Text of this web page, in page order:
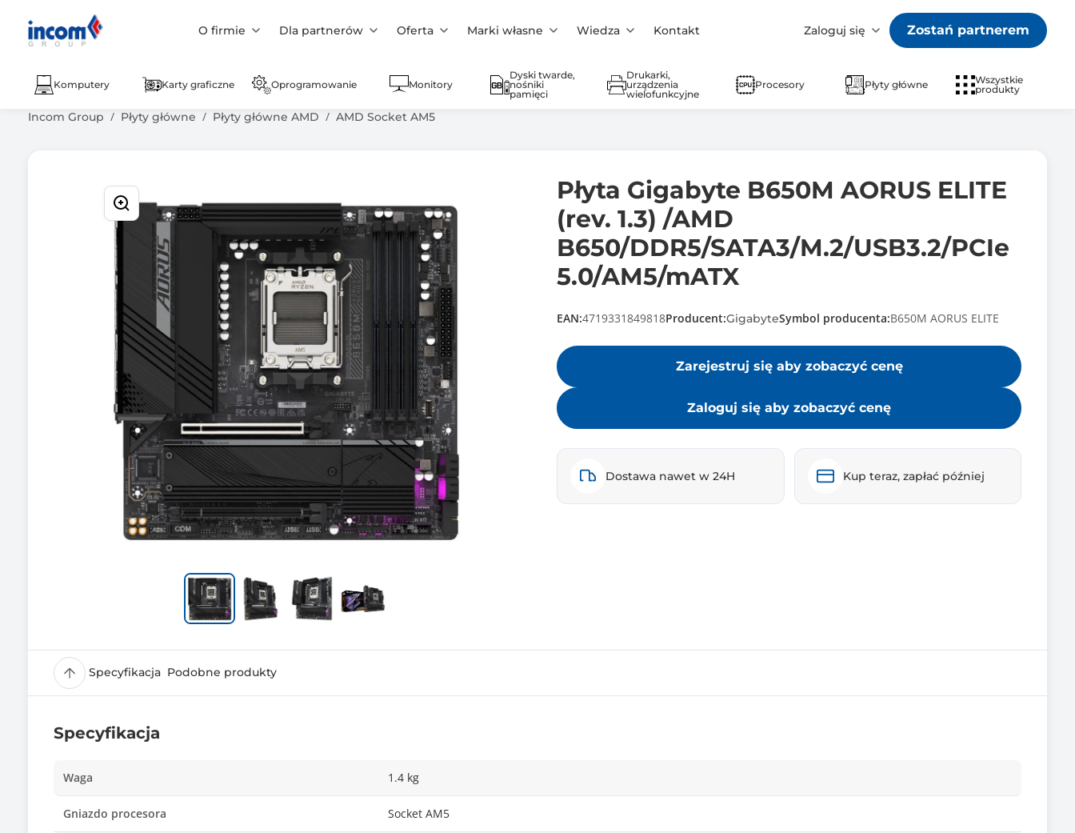
O firmie Dla partnerów Oferta Marki własne Wiedza Kontakt Zaloguj się Zostań partnerem
Komputery Karty graficzne Oprogramowanie Monitory
Dyski twarde,
nośniki
pamięci
Drukarki,
urządzenia
wielofunkcyjne
Procesory Płyty główne
Wszystkie
produkty
Incom Group Płyty główne Płyty główne AMD AMD Socket AM5
Płyta Gigabyte B650M AORUS ELITE
(rev. 1.3) /AMD
B650/DDR5/SATA3/M.2/USB3.2/PCIe
5.0/AM5/mATX
EAN:4719331849818Producent:GigabyteSymbol producenta:B650M AORUS ELITE
Zarejestruj się aby zobaczyć cenę
Zaloguj się aby zobaczyć cenę
Dostawa nawet w 24H Kup teraz, zapłać później
Specyfikacja Podobne produkty
Specyfikacja
Waga 1.4 kg
Gniazdo procesora Socket AM5